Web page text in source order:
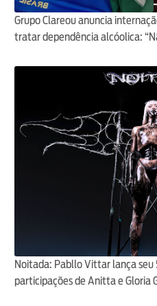
Grupo Clareou anuncia
tratar dependência alcóolica:
Noitada: Pabllo Vittar lança
participações de Anitta e Gloria